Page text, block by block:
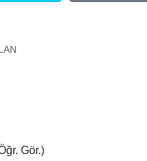
Gör.)